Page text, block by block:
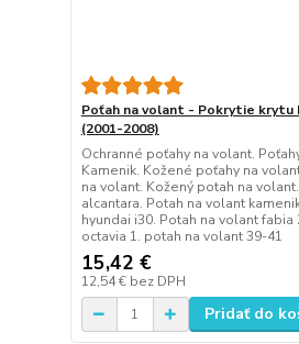
Poťah na volant - Pokrytie krytu
(2001-2008)
Ochranné poťahy na volant.
Kamenik. Kožené poťahy na
na volant. Kožený potah na
alcantara. Potah na volant
hyundai i30. Potah na volant fabia
octavia 1. potah na volant 39-41
15,42 €
12,54 € bez DPH
Pridať do